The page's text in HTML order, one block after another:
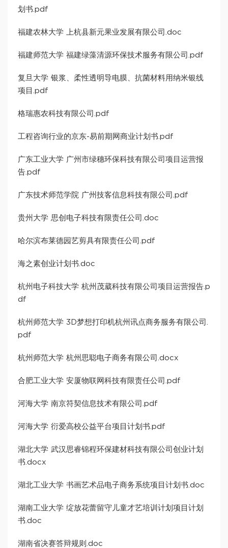
划书.pdf
福建农林大学 上杭县新元果业发展有限公司.doc
福建师范大学 福建绿藻清源环保技术服务有限公司.pdf
复旦大学 银浆、柔性透明导电膜、抗菌材料用纳米银线
项目.pdf
格瑞惠农科技有限公司.pdf
工程咨询行业的京东-易前期网商业计划书.pdf
广东工业大学 广州市绿穗环保科技有限公司项目运营报
告.pdf
广东技术师范学院 广州技客信息科技有限公司.pdf
贵州大学 思创电子科技有限责任公司.doc
哈尔滨布莱德园艺剪具有限责任公司.pdf
海之素创业计划书.doc
杭州电子科技大学 杭州茂葳科技有限公司项目运营报告.p
df
杭州师范大学 3D梦想打印机杭州讯点商务服务有限公司.
pdf
杭州师范大学 杭州思聪电子商务有限公司.docx
合肥工业大学 安厦物联网科技有限责任公司.pdf
河海大学 南京符契信息技术有限公司.pdf
河海大学 衍爱高校公益平台项目计划书.pdf
湖北大学 武汉思睿锦程环保建材科技有限公司创业计划
书.docx
湖北工业大学 书画艺术品电子商务系统项目计划书.doc
湖南工业大学 绽放花蕾留守儿童才艺培训计划项目计划
书.doc
湖南省决赛答辩规则.doc